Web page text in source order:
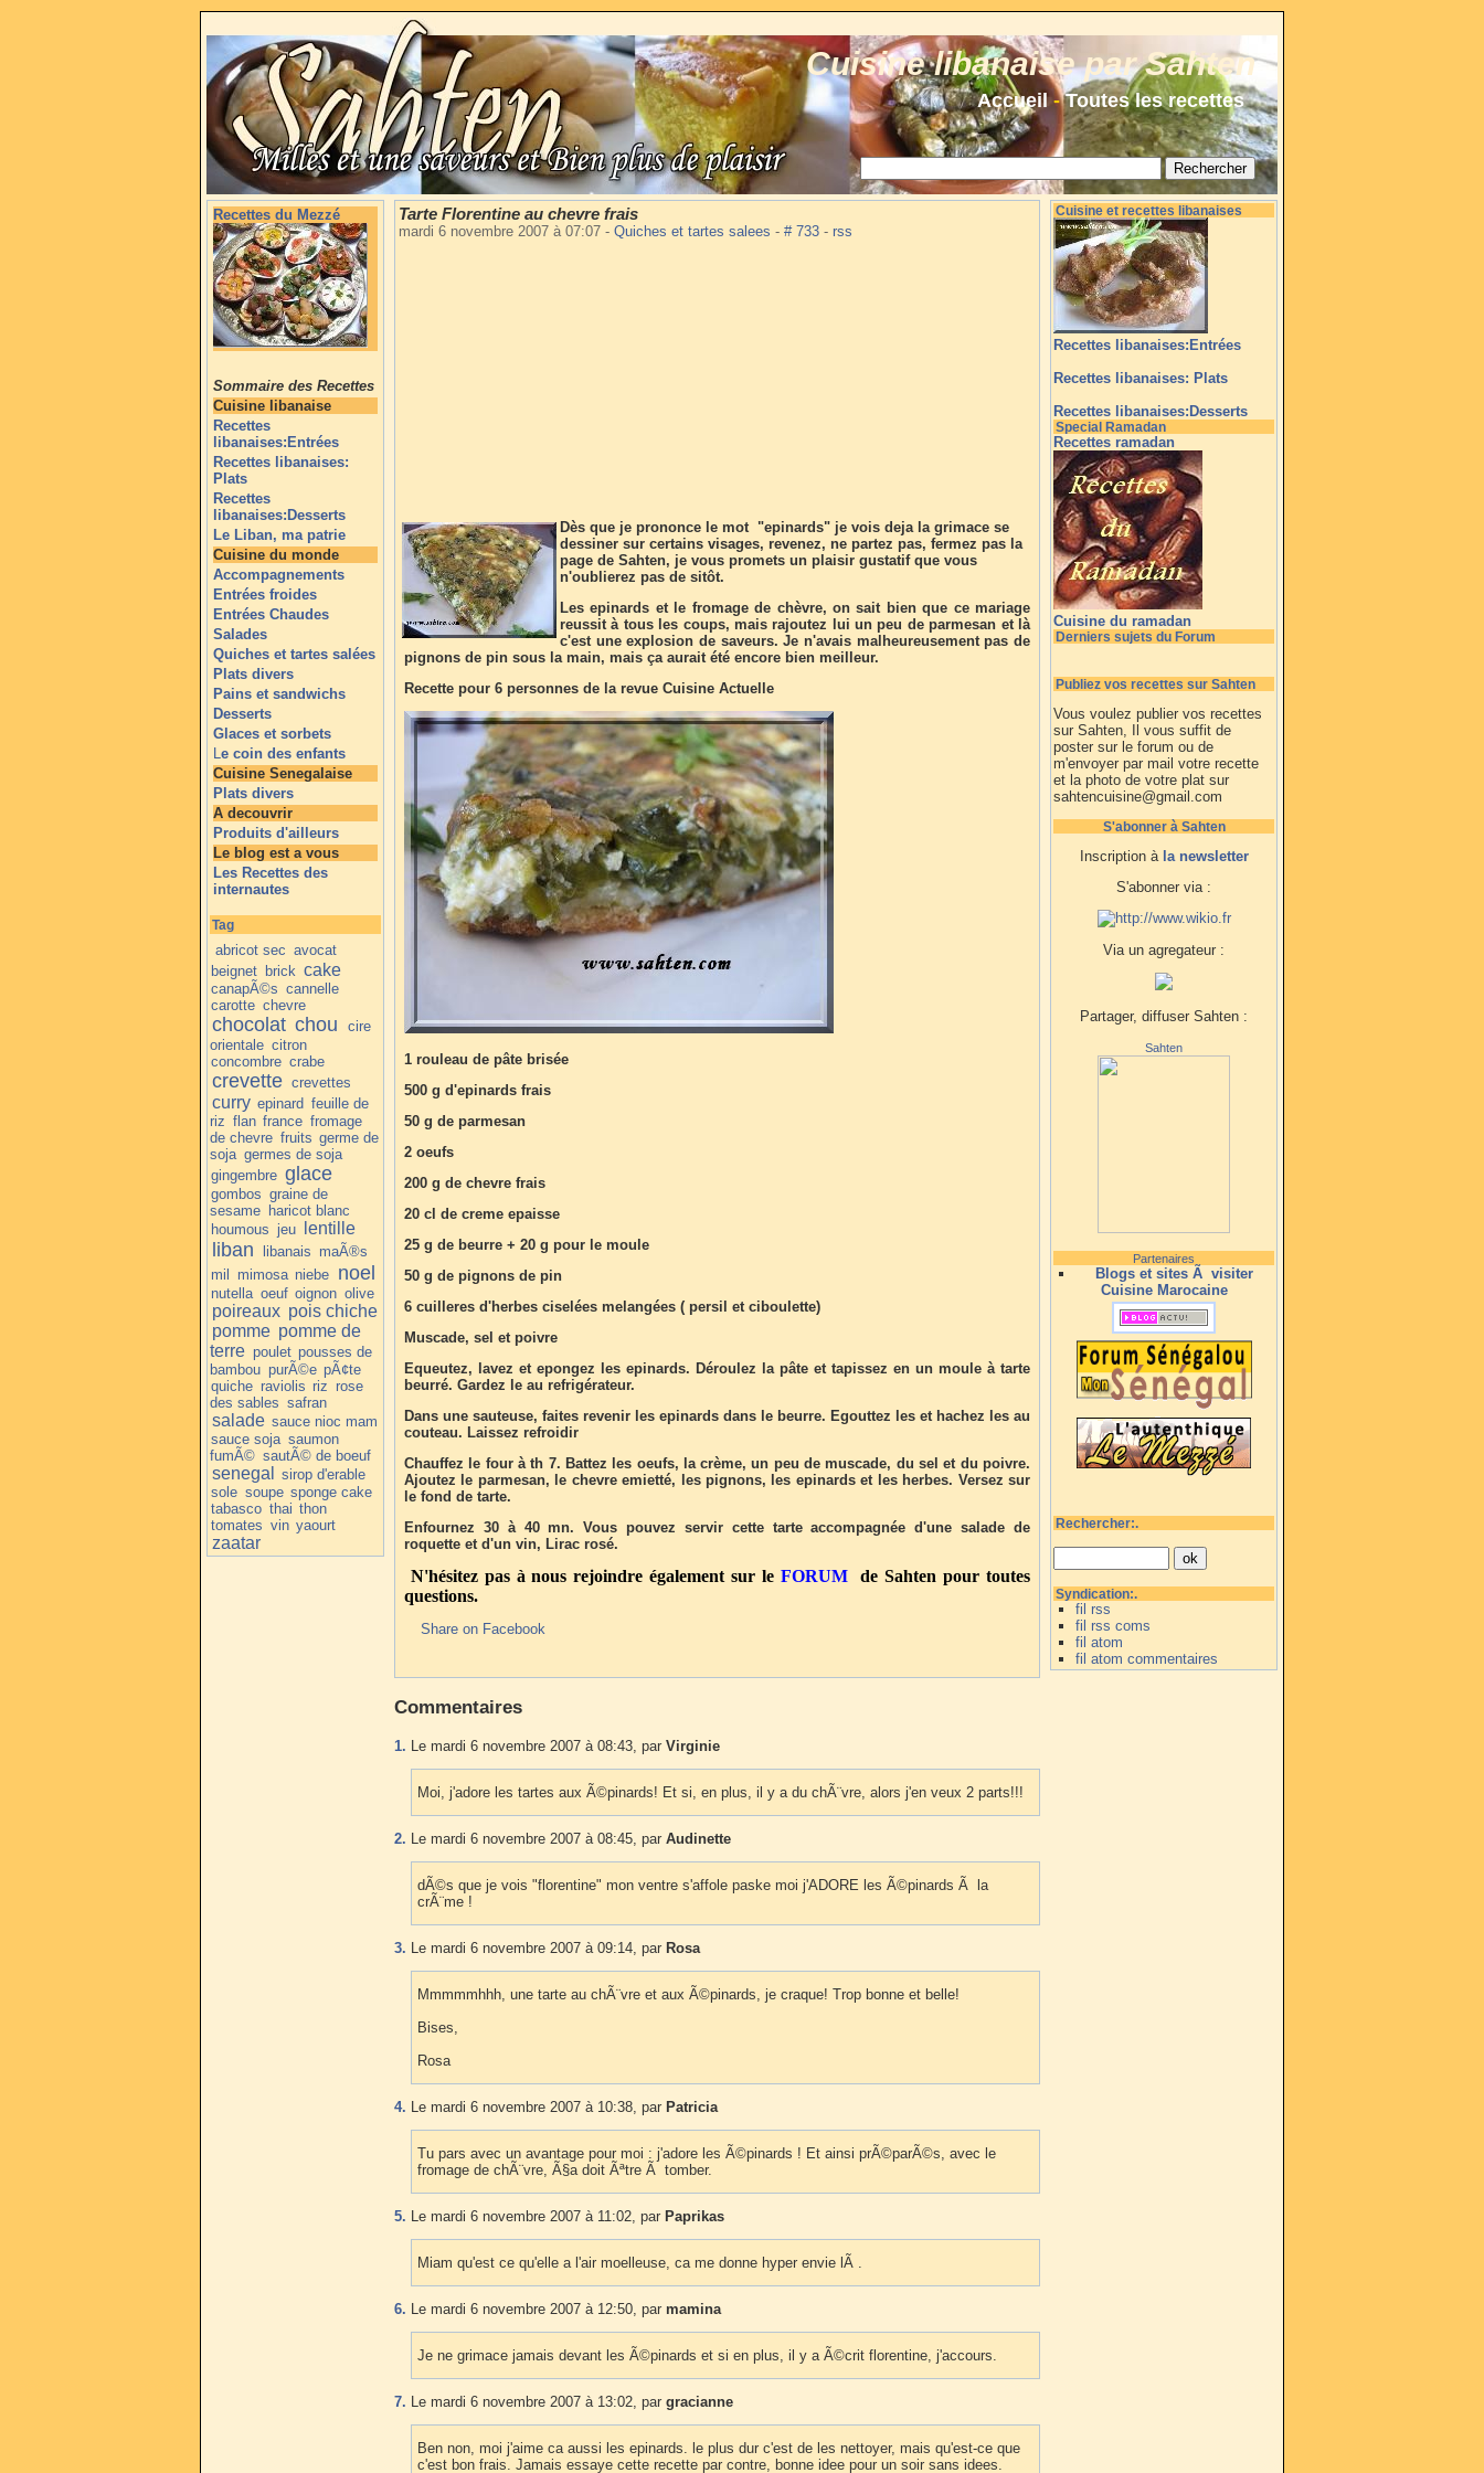
Cuisine libanaise par Sahten
Accueil-Toutes les recettes
Recettes du Mezzé
Sommaire des Recettes
Cuisine libanaise
Recettes
libanaises:Entrées
Recettes libanaises:
Plats
Recettes
libanaises:Desserts
Le Liban, ma patrie
Cuisine du monde
Accompagnements
Entrées froides
Entrées Chaudes
Salades
Quiches et tartes salées
Plats divers
Pains et sandwichs
Desserts
Glaces et sorbets
Le coin des enfants
Cuisine Senegalaise
Plats divers
A decouvrir
Produits d'ailleurs
Le blog est a vous
Les Recettes des
internautes
Tag
abricot sec avocat
beignet brick cake
canapÃ©s cannelle
carotte chevre
chocolat chou
cire
orientale citron
concombre crabe
crevette crevettes
curry epinard feuille de
riz flan france fromage
de chevre fruits germe de
soja germes de soja
gingembre glace
gombos graine de
sesame haricot blanc
houmous jeu lentille
liban libanais maÃ®s
mil mimosa niebe noel
nutella oeuf oignon olive
poireaux pois chiche
pomme pomme de
terre poulet pousses de
bambou purÃ©e pÃ¢te
quiche raviolis riz rose
des sables safran
salade sauce nioc mam
sauce soja saumon
fumÃ© sautÃ© de boeuf
senegal
sirop d'erable
sole soupe sponge cake
tabasco thai thon
tomates vin yaourt
zaatar
Tarte Florentine au chevre frais
mardi 6 novembre 2007 à 07:07 - Quiches et tartes salees - # 733 - rss
Dès que je prononce le mot "epinards" je vois deja la grimace se
dessiner sur certains visages, revenez, ne partez pas, fermez pas la
page de Sahten, je vous promets un plaisir gustatif que vous
n'oublierez pas de sitôt.
Les epinards et le fromage de chèvre, on sait bien que ce mariage
reussit à tous les coups, mais rajoutez lui un peu de parmesan et là
c'est une explosion de saveurs. Je n'avais malheureusement pas de
pignons de pin sous la main, mais ça aurait été encore bien meilleur.
Recette pour 6 personnes de la revue Cuisine Actuelle
1 rouleau de pâte brisée
500 g d'epinards frais
50 g de parmesan
2 oeufs
200 g de chevre frais
20 cl de creme epaisse
25 g de beurre + 20 g pour le moule
50 g de pignons de pin
6 cuilleres d'herbes ciselées melangées ( persil et ciboulette)
Muscade, sel et poivre
Equeutez, lavez et epongez les epinards. Déroulez la pâte et tapissez en un moule à tarte
beurré. Gardez le au refrigérateur.
Dans une sauteuse, faites revenir les epinards dans le beurre. Egouttez les et hachez les au
couteau. Laissez refroidir
Chauffez le four à th 7. Battez les oeufs, la crème, un peu de muscade, du sel et du poivre.
Ajoutez le parmesan, le chevre emietté, les pignons, les epinards et les herbes. Versez sur
le fond de tarte.
Enfournez 30 à 40 mn. Vous pouvez servir cette tarte accompagnée d'une salade de
roquette et d'un vin, Lirac rosé.
N'hésitez pas à nous rejoindre également sur le FORUMde Sahten pour toutes
questions.
Share on Facebook
Commentaires
1. Le mardi 6 novembre 2007 à 08:43, par Virginie
Moi, j'adore les tartes aux Ã©pinards! Et si, en plus, il y a du chÃ¨vre, alors j'en veux 2 parts!!!
2. Le mardi 6 novembre 2007 à 08:45, par Audinette
dÃ©s que je vois "florentine" mon ventre s'affole paske moi j'ADORE les Ã©pinards Ã la
crÃ¨me !
3. Le mardi 6 novembre 2007 à 09:14, par Rosa
Mmmmmhhh, une tarte au chÃ¨vre et aux Ã©pinards, je craque! Trop bonne et belle!
Bises,
Rosa
4. Le mardi 6 novembre 2007 à 10:38, par Patricia
Tu pars avec un avantage pour moi : j'adore les Ã©pinards ! Et ainsi prÃ©parÃ©s, avec le
fromage de chÃ¨vre, Ã§a doit Ãªtre Ã tomber.
5. Le mardi 6 novembre 2007 à 11:02, par Paprikas
Miam qu'est ce qu'elle a l'air moelleuse, ca me donne hyper envie lÃ .
6. Le mardi 6 novembre 2007 à 12:50, par mamina
Je ne grimace jamais devant les Ã©pinards et si en plus, il y a Ã©crit florentine, j'accours.
7. Le mardi 6 novembre 2007 à 13:02, par gracianne
Ben non, moi j'aime ca aussi les epinards. le plus dur c'est de les nettoyer, mais qu'est-ce que
c'est bon frais. Jamais essaye cette recette par contre, bonne idee pour un soir sans idees.
Cuisine et recettes libanaises
Recettes libanaises:Entrées
Recettes libanaises: Plats
Recettes libanaises:Desserts
Special Ramadan
Recettes ramadan
Cuisine du ramadan
Derniers sujets du Forum
Publiez vos recettes sur Sahten
Vous voulez publier vos recettes
sur Sahten, Il vous suffit de
poster sur le forum ou de
m'envoyer par mail votre recette
et la photo de votre plat sur
sahtencuisine@gmail.com
S'abonner à Sahten
Inscription à la newsletter
S'abonner via :
Via un agregateur :
Partager, diffuser Sahten :
Sahten
Partenaires
Blogs et sites Ã visiter
Cuisine Marocaine
Rechercher:.
Syndication:.
fil rss
fil rss coms
fil atom
fil atom commentaires